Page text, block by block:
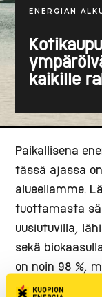
ENERGIAN
kaikille
Paikallisena
tässä ajassa
alueellamme.
tuottamasta
uusiutuvilla,
sekä
on noin 98 %,